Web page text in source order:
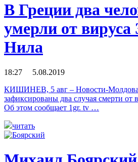
В Греции два
умерли от вируса
Нила
18:27 5.08.2019
КИШИНЕВ, 5 авг – Новости-
зафиксированы два случая смерти от
Об этом сообщает 1gr. tv …
читать